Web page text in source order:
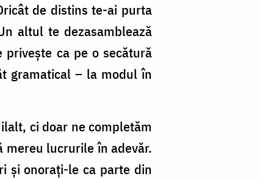
de distins te-ai purta
altul te dezasamblează
ca pe o secătură
gramatical – la modul în
ci doar ne completăm
mereu lucrurile în adevăr.
și onorați-le ca parte din